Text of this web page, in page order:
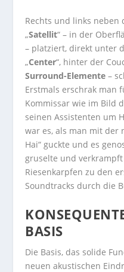
Rechts und links neben
„Satellit“ – in der
– platziert, direkt unter
„Center“, hinter der
Surround-Elemente –
Erstmals erschrak man
Kommissar wie im Bild
seinen Assistenten um
war es, als man mit der
Hai“ guckte und es
gruselte und
Riesenkarpfen zu den
Soundtracks durch die
BASIS
Die Basis, das solide
neuen akustischen